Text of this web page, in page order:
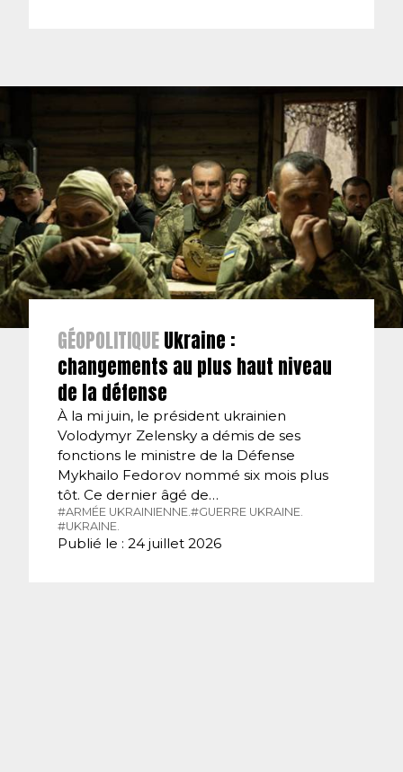
GÉOPOLITIQUEUkraine :
changements au plus haut niveau
de la défense
À la mi juin, le président ukrainien
Volodymyr Zelensky a démis de ses
fonctions le ministre de la Défense
Mykhailo Fedorov nommé six mois plus
tôt. Ce dernier âgé de…
#ARMÉE UKRAINIENNE. #GUERRE UKRAINE.
#UKRAINE.
Publié le : 24 juillet 2026